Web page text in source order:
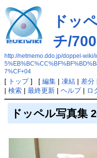
ドッ
チ/
http://netmemo.ddo.jp/doppel-
7%CF+04
[ トップ] [ 編集| 凍結| 差分
| 検索| 最終更新| ヘルプ| ロ
ドッペル写真集